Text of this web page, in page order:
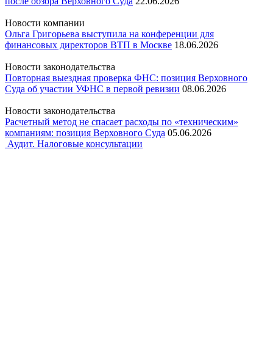
Новости компании
Ольга Григорьева выступила на конференции для
финансовых директоров ВТП в Москве 18.06.2026
Новости законодательства
Повторная выездная проверка ФНС: позиция Верховного
Суда об участии УФНС в первой ревизии 08.06.2026
Новости законодательства
Расчетный метод не спасает расходы по «техническим»
компаниям: позиция Верховного Суда 05.06.2026
Аудит. Налоговые консультации